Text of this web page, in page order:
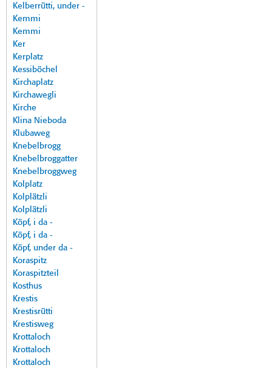
Kelberrütti, under -
Kemmi
Kemmi
Ker
Kerplatz
Kessiböchel
Kirchaplatz
Kirchawegli
Kirche
Klina Nieboda
Klubaweg
Knebelbrogg
Knebelbroggatter
Knebelbroggweg
Kolplatz
Kolplätzli
Kolplätzli
Köpf, i da -
Köpf, i da -
Köpf, under da -
Koraspitz
Koraspitzteil
Kosthus
Krestis
Krestisrütti
Krestisweg
Krottaloch
Krottaloch
Krottaloch